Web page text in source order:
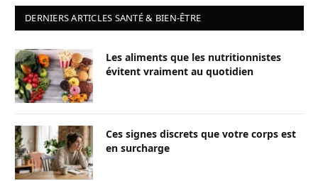
DERNIERS ARTICLES SANTÉ & BIEN-ÊTRE
Les aliments que les nutritionnistes
évitent vraiment au quotidien
Ces signes discrets que votre corps est
en surcharge